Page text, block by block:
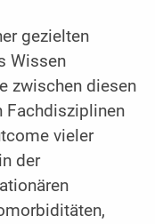
gezielten
Wissen
zwischen diesen
Fachdisziplinen
vieler
der